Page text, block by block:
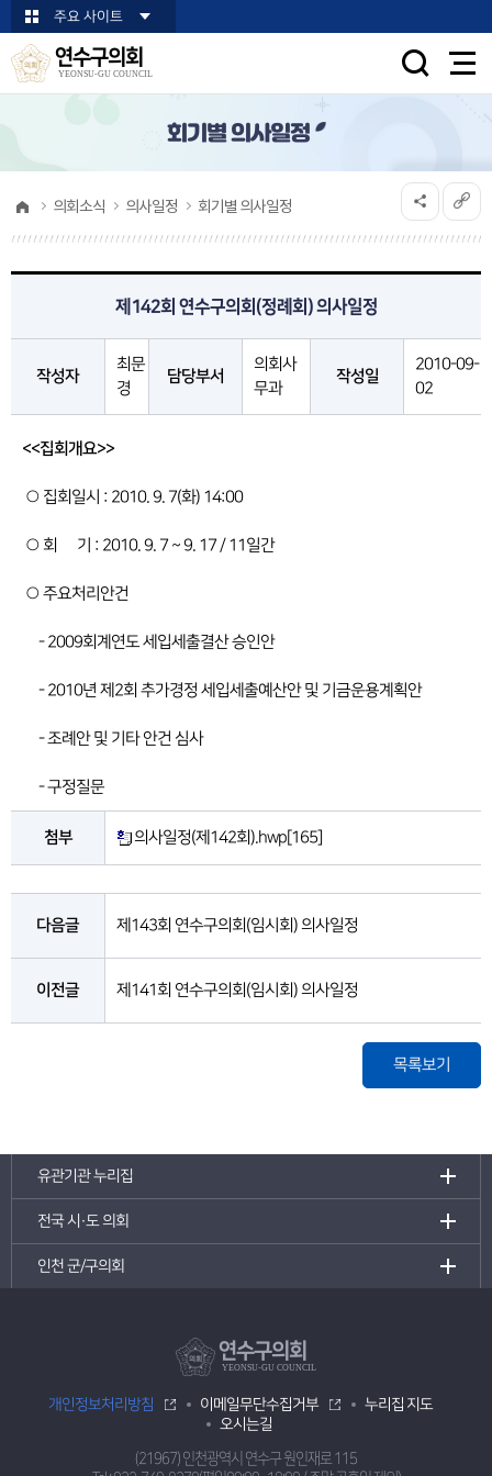
본문바로가기주요 사이트
연수구의회
YEONSU-GU COUNCIL
회기별 의사일정
의회소식 의사일정 회기별 의사일정
제142회 연수구의회(정례회) 의사일정
작성자
최문
경
담당부서
의회사
무과
작성일
2010-09-
02
<<집회개요>>
○ 집회일시 : 2010. 9. 7(화) 14:00
○ 회 기 : 2010. 9. 7 ~ 9. 17 / 11일간
○ 주요처리안건
- 2009회계연도 세입세출결산 승인안
- 2010년 제2회 추가경정 세입세출예산안 및 기금운용계획안
- 조례안 및 기타 안건 심사
- 구정질문
첨부 의사일정(제142회).hwp[165]
다음글 제143회 연수구의회(임시회) 의사일정
이전글 제141회 연수구의회(임시회) 의사일정
목록보기
유관기관 누리집
전국 시·도 의회
인천 군/구의회
연수구의회
YEONSU-GU COUNCIL
개인정보처리방침 이메일무단수집거부
누리집 지도
오시는길
(21967) 인천광역시 연수구 원인재로 115